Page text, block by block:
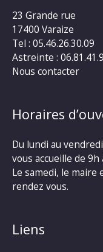
23 Grande rue
17400 Varaize
Tel : 05.46.26.30.09
Astreinte :
Nous contacter
Horaires
Du lundi au
vous accueille de 9h
Le samedi, le
rendez vous.
Liens